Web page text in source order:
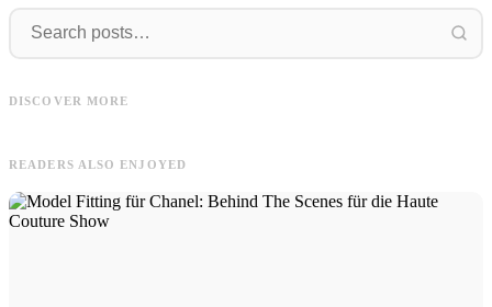
DISCOVER MORE
für alle Models
READERS ALSO ENJOYED